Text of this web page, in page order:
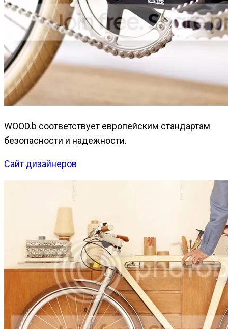
WOOD.b соответствует европейским стандартам
безопасности и надежности.
Сайт дизайнеров